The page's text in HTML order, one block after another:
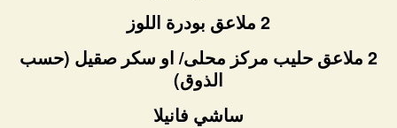
2 ملاعق بودرة اللوز
2 ملاعق حليب مركز محلى/ او سكر صقيل (حسب
الذوق)
ساشي فانيلا